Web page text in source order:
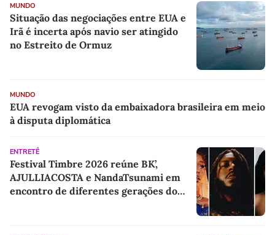
MUNDO
Situação das negociações entre EUA e
Irã é incerta após navio ser atingido
no Estreito de Ormuz
MUNDO
EUA revogam visto da embaixadora brasileira em meio
à disputa diplomática
ENTRETÊ
Festival Timbre 2026 reúne BK’,
AJULLIACOSTA e NandaTsunami em
encontro de diferentes gerações do